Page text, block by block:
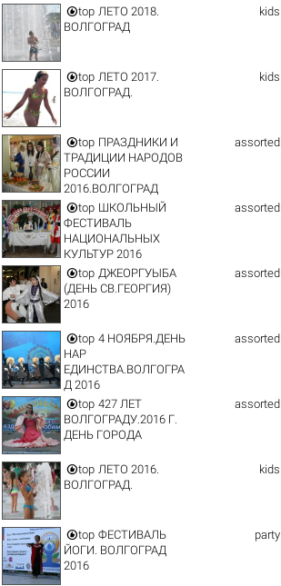
top ЛЕТО 2018.
ВОЛГОГРАД
kids
top ЛЕТО 2017.
ВОЛГОГРАД.
kids
top ПРАЗДНИКИ И
ТРАДИЦИИ НАРОДОВ
РОССИИ
2016.ВОЛГОГРАД
assorted
top ШКОЛЬНЫЙ
ФЕСТИВАЛЬ
НАЦИОНАЛЬНЫХ
КУЛЬТУР 2016
assorted
top ДЖЕОРГУЫБА
(ДЕНЬ СВ.ГЕОРГИЯ)
2016
assorted
top 4 НОЯБРЯ.ДЕНЬ
НАР
ЕДИНСТВА.ВОЛГОГРА
Д 2016
assorted
top 427 ЛЕТ
ВОЛГОГРАДУ.2016 Г.
ДЕНЬ ГОРОДА
assorted
top ЛЕТО 2016.
ВОЛГОГРАД.
kids
top ФЕСТИВАЛЬ
ЙОГИ. ВОЛГОГРАД
2016
party